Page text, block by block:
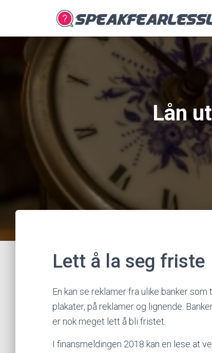
Lån
Lett å la seg friste
En kan se reklamer fra ulike banker
plakater, på reklamer og lignende.
er nok meget lett å bli fristet.
I finansmeldingen 2018 kan en lese at